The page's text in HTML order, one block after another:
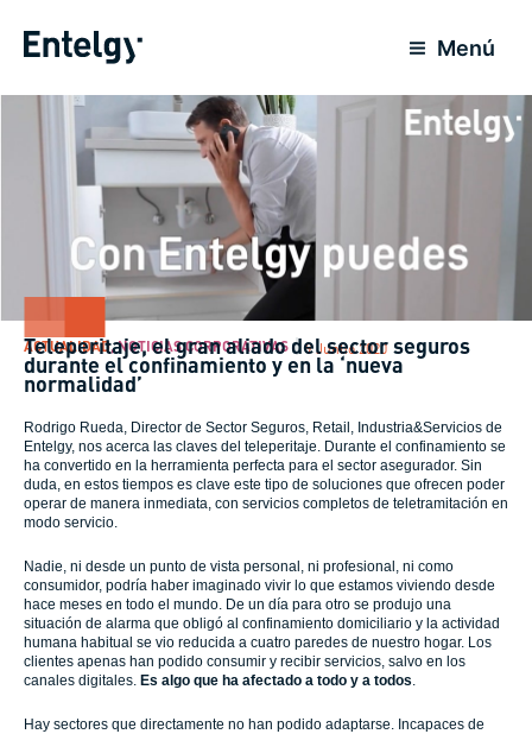
para
conteúdo
Menú
ACTUALIDAD,NOTICIAS CORPORATIVAS 9 Junho 2020
Teleperitaje, el gran aliado del sector seguros
durante el confinamiento y en la ‘nueva
normalidad’
Rodrigo Rueda, Director de Sector Seguros, Retail, Industria&Servicios de
Entelgy, nos acerca las claves del teleperitaje. Durante el confinamiento se
ha convertido en la herramienta perfecta para el sector asegurador. Sin
duda, en estos tiempos es clave este tipo de soluciones que ofrecen poder
operar de manera inmediata, con servicios completos de teletramitación en
modo servicio.
Nadie, ni desde un punto de vista personal, ni profesional, ni como
consumidor, podría haber imaginado vivir lo que estamos viviendo desde
hace meses en todo el mundo. De un día para otro se produjo una
situación de alarma que obligó al confinamiento domiciliario y la actividad
humana habitual se vio reducida a cuatro paredes de nuestro hogar. Los
clientes apenas han podido consumir y recibir servicios, salvo en los
canales digitales. Es algo que ha afectado a todo y a todos.
Hay sectores que directamente no han podido adaptarse. Incapaces de